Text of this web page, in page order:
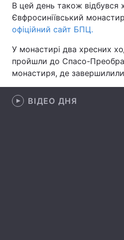
Економіка
Спорт
Техно і зв'язок
Зброя
Здоров'я
В цей день також відбувся
Євфросиніївський
офіційний сайт БПЦ.
У монастирі два хресних
пройшли до Спасо-
монастиря, де
ВІДЕО ДНЯ